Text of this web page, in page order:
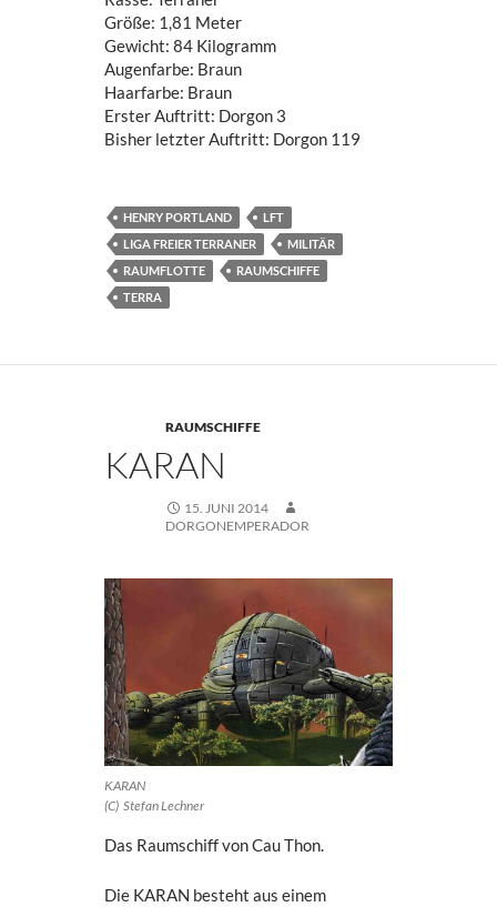
Größe: 1,81 Meter
Gewicht: 84 Kilogramm
Augenfarbe: Braun
Haarfarbe: Braun
Erster Auftritt: Dorgon 3
Bisher letzter Auftritt: Dorgon 119
HENRY PORTLAND
LFT
LIGA FREIER TERRANER
MILITÄR
RAUMFLOTTE
RAUMSCHIFFE
TERRA
RAUMSCHIFFE
KARAN
15. JUNI 2014
DORGONEMPERADOR
KARAN
(C) Stefan Lechner
Das Raumschiff von Cau Thon.
Die KARAN besteht aus einem